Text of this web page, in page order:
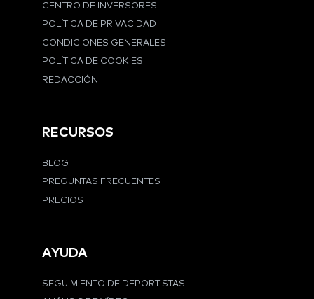
CENTRO DE INVERSORES
POLÍTICA DE PRIVACIDAD
CONDICIONES GENERALES
POLÍTICA DE COOKIES
REDACCIÓN
RECURSOS
BLOG
PREGUNTAS FRECUENTES
PRECIOS
AYUDA
SEGUIMIENTO DE DEPORTISTAS